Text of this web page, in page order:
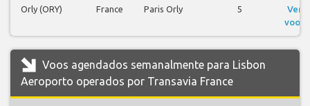
Orly (ORY) France Paris Orly 5
Ver
voos
Voos agendados semanalmente para Lisbon
Aeroporto operados por Transavia France